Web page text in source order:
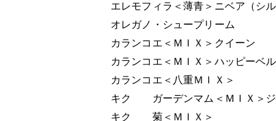
エレモフィラ＜薄青＞ニベア（シ
オレガノ・シュープリーム
カランコエ＜ＭＩＸ＞クイーン
カランコエ＜ＭＩＸ＞ハッピーベル
カランコエ＜八重ＭＩＸ＞
キク ガーデンマム＜ＭＩＸ＞
キク 菊＜ＭＩＸ＞